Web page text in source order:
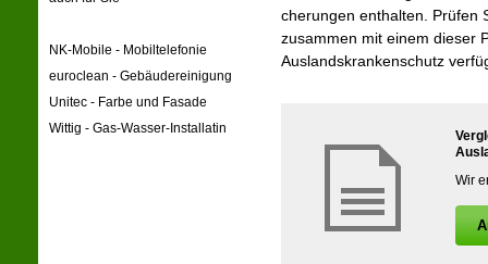
NK-Mobile - Mobiltelefonie
euroclean - Gebäudereinigung
Unitec - Farbe und Fasade
Wittig - Gas-Wasser-Installatin
che­rungen enthalten. Prüfen
zusammen mit einem dieser
Auslandskrankenschutz
Wir